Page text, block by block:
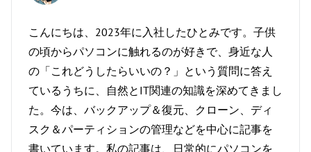
こんにちは、2023年に入社したひとみです。子供
の頃からパソコンに触れるのが好きで、身近な人
の「これどうしたらいいの？」という質問に答え
ているうちに、自然とIT関連の知識を深めてきまし
た。今は、バックアップ＆復元、クローン、ディ
スク＆パーティションの管理などを中心に記事を
書いています。私の記事は、日常的にパソコンを